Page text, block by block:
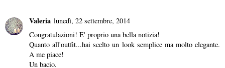
Valeria lunedì, 22 settembre, 2014
Congratulazioni! E' proprio una bella notizia!
Quanto all'outfit...hai scelto un look semplice ma molto elegante.
A me piace!
Un bacio.